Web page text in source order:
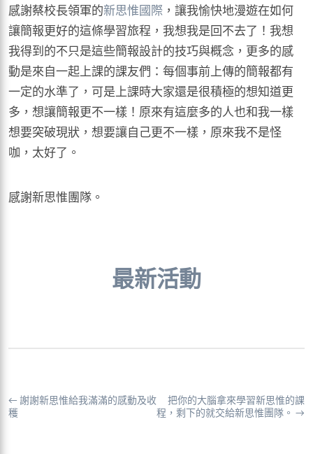
感謝蔡校長領軍的新思惟國際 ，讓我愉快地漫遊在如何
讓簡報更好的這條學習旅程，我想我是回不去了！我想
我得到的不只是這些簡報設計的技巧與概念，更多的感
動是來自一起上課的課友們：每個事前上傳的簡報都有
一定的水準了，可是上課時大家還是很積極的想知道更
多，想讓簡報更不一樣！原來有這麼多的人也和我一樣
想要突破現狀，想要讓自己更不一樣，原來我不是怪
咖，太好了。
感謝新思惟團隊。
最新活動
← 謝謝新思惟給我滿滿的感動及收
穫
把你的大腦拿來學習新思惟的課
程，剩下的就交給新思惟團隊。 →